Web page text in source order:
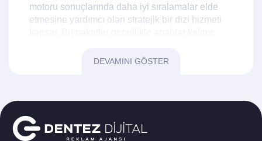
motoru sonuçlarında daha iyi sıralamalar elde
etmesine yardımcı olan stratejik bir dizi hizmeti
bağlantı inşası gibi temel bileşenleri içerir. Her bir
sonuçları sunmayı hedefler. Bu nedenle, SEO
stratejinizin doğru bir şekilde uygulanması, web
DEVAMINI GÖSTER